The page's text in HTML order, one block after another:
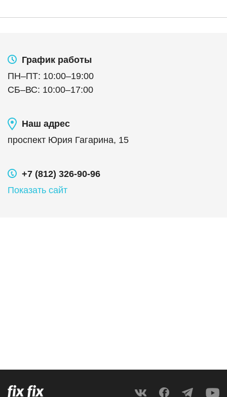
График работы
ПН–ПТ: 10:00–19:00
СБ–ВС: 10:00–17:00
Наш адрес
проспект Юрия Гагарина, 15
+7 (812) 326-90-96
Показать сайт